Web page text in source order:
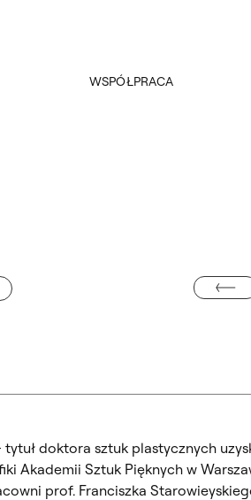
WSPÓŁPRACA
STEFANIA STRZAŁKOWSKA-
tytuł doktora sztuk plastycznych
Akademii Sztuk Pięknych w
prof. Franciszka